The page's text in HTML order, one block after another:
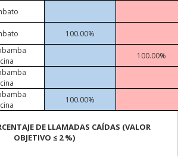
100.00%
100.00%
100.00%
DE LLAMADAS CAÍDAS (VALOR
OBJETIVO ≤ 2 %)